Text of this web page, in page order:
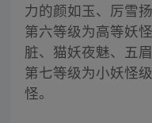
力的颜如玉、厉雪扬
第六等级为高等妖
脏、猫妖夜魅、五
第七等级为小妖怪
怪。